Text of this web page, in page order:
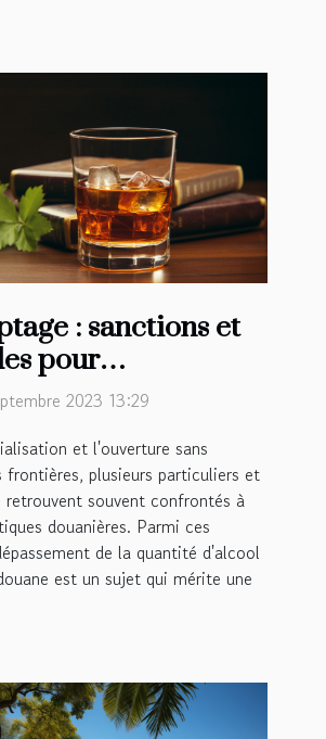
: sanctions et
pour
de la quantité
2023 13:29
et l'ouverture sans
frontières, plusieurs particuliers et
retrouvent souvent confrontés à
douanières. Parmi ces
de la quantité d'alcool
est un sujet qui mérite une